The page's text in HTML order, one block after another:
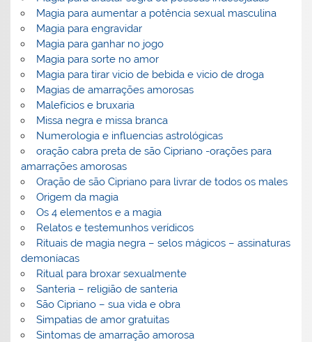
Magia para aumentar a potência sexual masculina
Magia para engravidar
Magia para ganhar no jogo
Magia para sorte no amor
Magia para tirar vicio de bebida e vicio de droga
Magias de amarrações amorosas
Malefícios e bruxaria
Missa negra e missa branca
Numerologia e influencias astrológicas
oração cabra preta de são Cipriano -orações para
amarrações amorosas
Oração de são Cipriano para livrar de todos os males
Origem da magia
Os 4 elementos e a magia
Relatos e testemunhos verídicos
Rituais de magia negra – selos mágicos – assinaturas
demoníacas
Ritual para broxar sexualmente
Santeria – religião de santeria
São Cipriano – sua vida e obra
Simpatias de amor gratuitas
Sintomas de amarração amorosa